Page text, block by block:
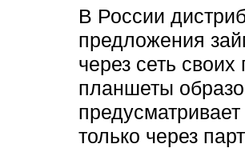
В России
предложения
через сеть
планшеты
только через